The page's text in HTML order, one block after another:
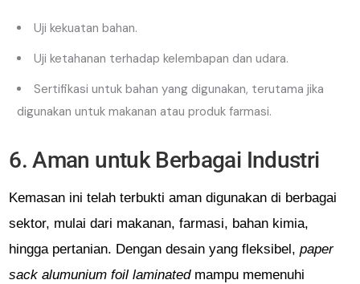
Uji kekuatan bahan.
Uji ketahanan terhadap kelembapan dan udara.
Sertifikasi untuk bahan yang digunakan, terutama jika
digunakan untuk makanan atau produk farmasi.
6. Aman untuk Berbagai Industri
Kemasan ini telah terbukti aman digunakan di berbagai
sektor, mulai dari makanan, farmasi, bahan kimia,
hingga pertanian. Dengan desain yang fleksibel,paper
sack alumunium foil laminatedmampu memenuhi